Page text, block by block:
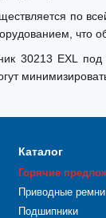
по
что
30213 EXL под
Каталог
Горячие
Приводные ремни
Подшипники